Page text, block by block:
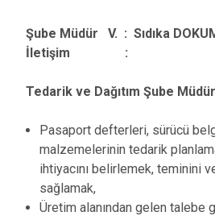
Şube Müdür V. : Sıdıka
İletişim :
Tedarik ve Dağıtım Şube
Pasaport defterleri, sürücü
malzemelerinin tedarik
ihtiyacını belirlemek, teminini
sağlamak,
Üretim alanından gelen talebe